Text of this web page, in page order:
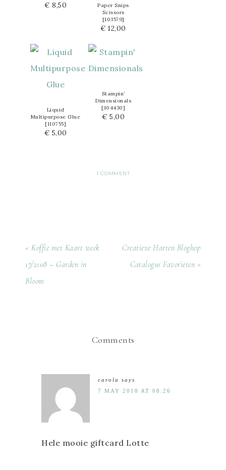
€ 8,50
Paper Snips
Scissors
[103579]
€ 12,00
Liquid
Multipurpose Glue
[110755]
€ 5,00
Stampin’
Dimensionals
[104430]
€ 5,00
1 COMMENT
« Koffie met Kaart week
17/2108 – Garden in
Bloom
Creatieve Harten Bloghop
Catalogus Favorieten »
Comments
carola
says
7 MAY 2018 AT 08:26
Hele mooie giftcard Lotte